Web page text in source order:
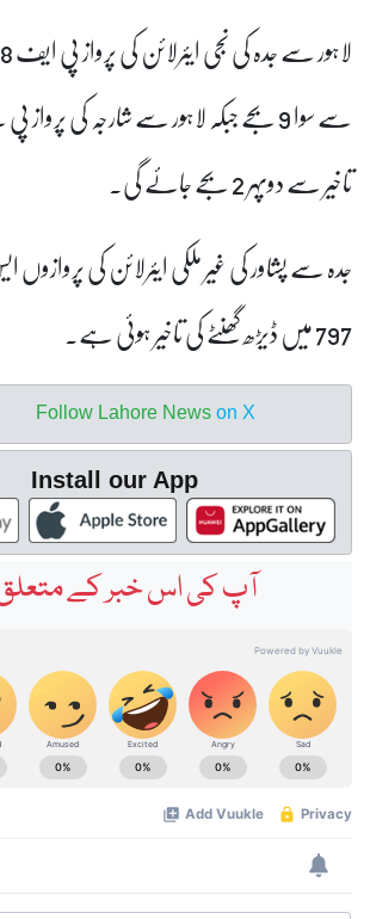
تاخیر سے دوپہر 2 بجے جائے گی۔
797 میں ڈیڑھ گھنٹے کی تاخیر ہوئی ہے۔
Follow Lahore News on X
Install our App
آپ کی اس خبر کے